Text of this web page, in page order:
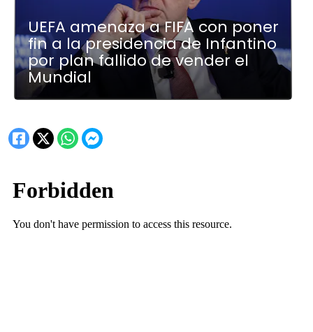
UEFA amenaza a FIFA con poner
fin a la presidencia de Infantino
por plan fallido de vender el
Mundial